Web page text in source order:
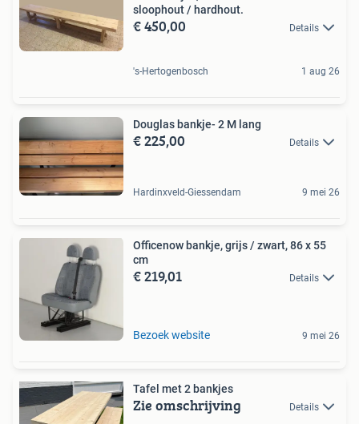
sloophout / hardhout.
€ 450,00 Details
's-Hertogenbosch 1 aug 26
Douglas bankje- 2 M lang
€ 225,00 Details
Hardinxveld-Giessendam 9 mei 26
Officenow bankje, grijs / zwart, 86 x 55
cm
€ 219,01 Details
Bezoek website 9 mei 26
Tafel met 2 bankjes
Zie omschrijving Details